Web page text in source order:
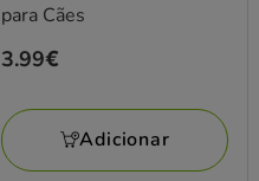
para Cães
Preço
3.99€
Adicionar